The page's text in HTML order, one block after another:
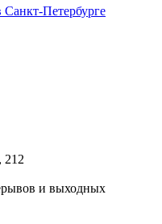
212
и выходных